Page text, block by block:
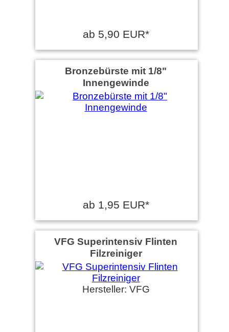
ab 5,90 EUR*
Bronzebürste mit 1/8"
Innengewinde
ab 1,95 EUR*
VFG Superintensiv Flinten
Filzreiniger
Hersteller: VFG